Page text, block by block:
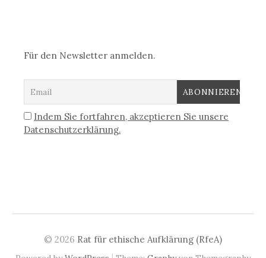
Für den Newsletter anmelden.
Indem Sie fortfahren, akzeptieren Sie unsere
Datenschutzerklärung.
© 2026 Rat für ethische Aufklärung (RfeA)